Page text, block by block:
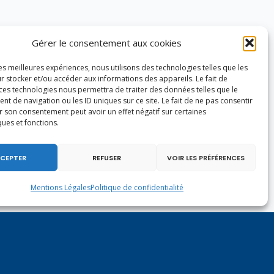
Gérer le consentement aux cookies
meilleures expériences, nous utilisons des technologies telles que les
stocker et/ou accéder aux informations des appareils. Le fait de
technologies nous permettra de traiter des données telles que le
de navigation ou les ID uniques sur ce site. Le fait de ne pas consentir
son consentement peut avoir un effet négatif sur certaines
et fonctions.
REFUSER VOIR LES PRÉFÉRENCES
Mentions LégalesPolitique de confidentialité